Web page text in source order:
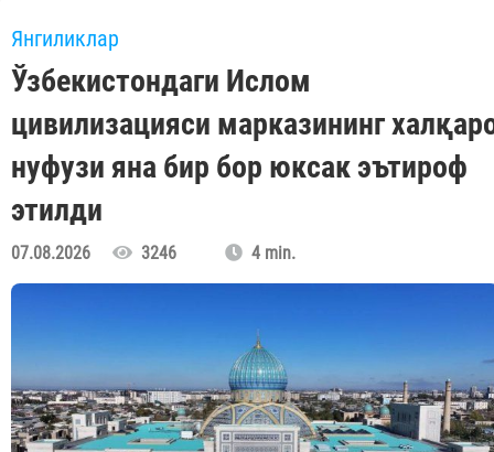
Янгиликлар
Ўзбекистондаги Ислом
цивилизацияси марказининг
нуфузи яна бир бор юксак эътироф
этилди
07.08.2026 3246 4 min.